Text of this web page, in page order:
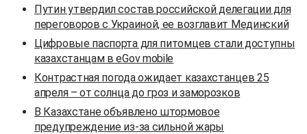
Путин утвердил состав российской делегации для
переговоров с Украиной, ее возглавит Мединский
Цифровые паспорта для питомцев стали доступны
казахстанцам в eGov mobile
Контрастная погода ожидает казахстанцев 25
апреля – от солнца до гроз и заморозков
В Казахстане объявлено штормовое
предупреждение из-за сильной жары